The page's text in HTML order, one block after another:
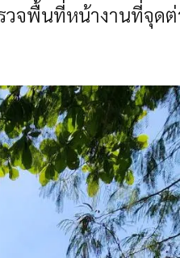
พื้นที่หน้างานที่จุดต่